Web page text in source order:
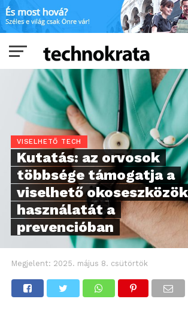
VISELHETŐ TECH
Kutatás: az orvosok
többsége támogatja a
viselhető okoseszközök
használatát a
prevencióban
Megjelent: 2025. május 8. csütörtök